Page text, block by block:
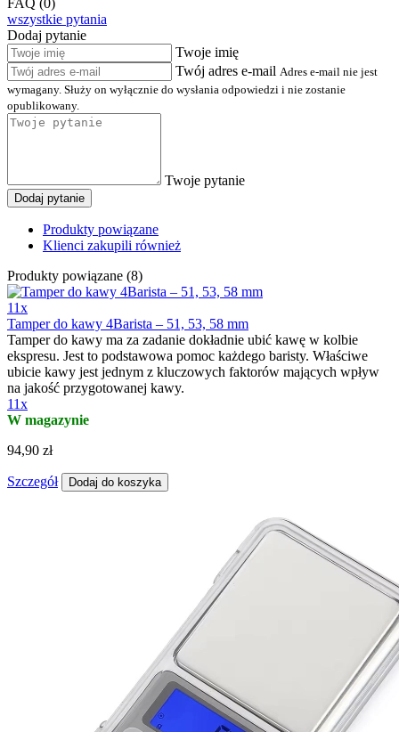
FAQ (0)
wszystkie pytania
Dodaj pytanie
Twoje imię
Twój adres e-mail Adres e-mail nie jest
wymagany. Służy on wyłącznie do wysłania odpowiedzi i nie zostanie
opublikowany.
Twoje pytanie
Dodaj pytanie
Produkty powiązane
Klienci zakupili również
Produkty powiązane (8)
11x
Tamper do kawy 4Barista – 51, 53, 58 mm
Tamper do kawy ma za zadanie dokładnie ubić kawę w kolbie
ekspresu. Jest to podstawowa pomoc każdego baristy. Właściwe
ubicie kawy jest jednym z kluczowych faktorów mających wpływ
na jakość przygotowanej kawy.
11x
W magazynie
94,90 zł
Szczegół Dodaj do koszyka